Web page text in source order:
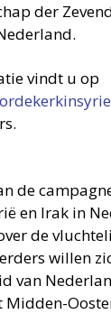
der
vindt u op
de
en Irak in
de
willen
van
Midden-